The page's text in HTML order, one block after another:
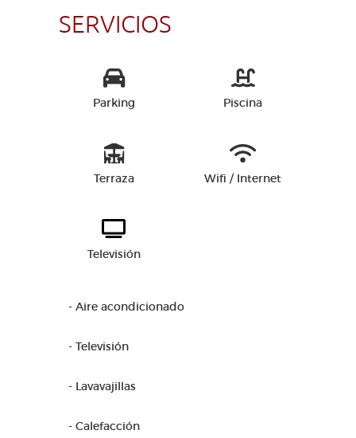
SERVICIOS
Parking Piscina
Terraza Wifi / Internet
Televisión
- Aire acondicionado
- Televisión
- Lavavajillas
- Calefacción